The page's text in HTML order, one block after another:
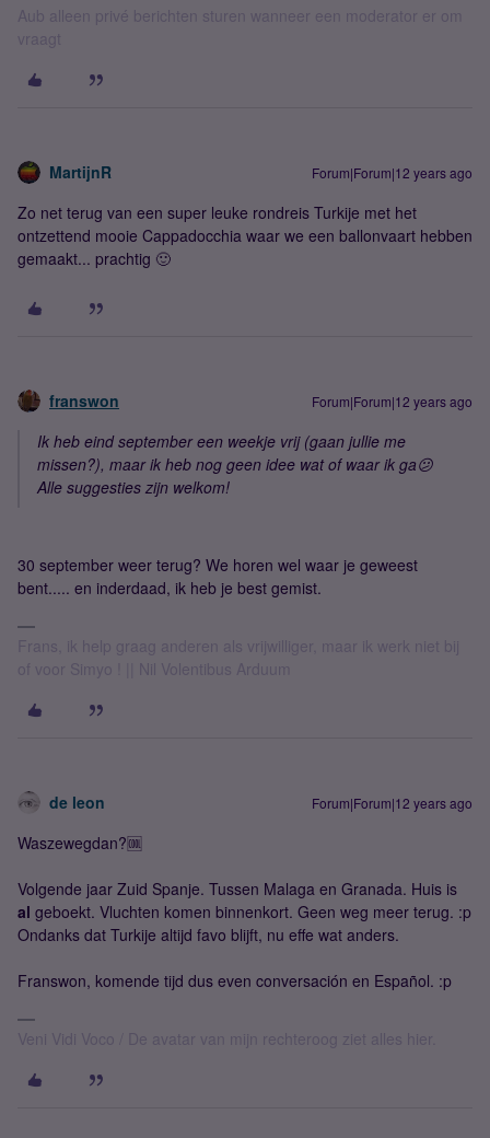
Aub alleen privé berichten sturen wanneer een moderator er om
vraagt
MartijnR Forum|Forum|12 years ago
Zo net terug van een super leuke rondreis Turkije met het
ontzettend mooie Cappadocchia waar we een ballonvaart hebben
gemaakt... prachtig 🙂
franswon Forum|Forum|12 years ago
Ik heb eind september een weekje vrij (gaan jullie me
missen?), maar ik heb nog geen idee wat of waar ik ga😕
Alle suggesties zijn welkom!
30 september weer terug? We horen wel waar je geweest
bent..... en inderdaad, ik heb je best gemist.
Frans, ik help graag anderen als vrijwilliger, maar ik werk niet bij
of voor Simyo ! || Nil Volentibus Arduum
de leon Forum|Forum|12 years ago
Waszewegdan?🆒
Volgende jaar Zuid Spanje. Tussen Malaga en Granada. Huis is
al geboekt. Vluchten komen binnenkort. Geen weg meer terug. :p
Ondanks dat Turkije altijd favo blijft, nu effe wat anders.
Franswon, komende tijd dus even conversación en Español. :p
Veni Vidi Voco / De avatar van mijn rechteroog ziet alles hier.